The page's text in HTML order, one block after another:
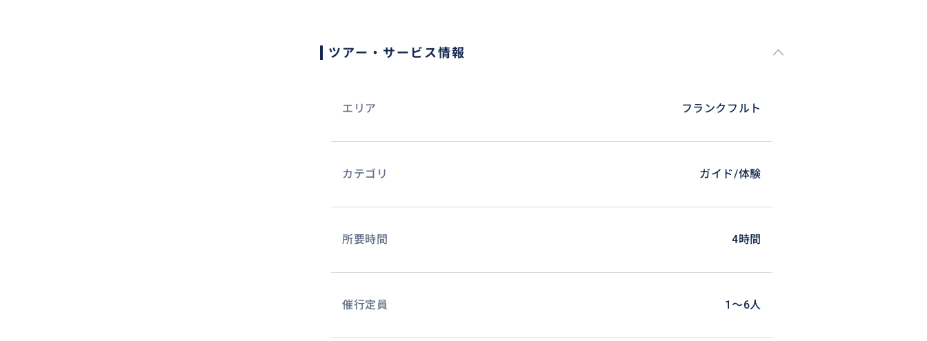
ツアー・サービス情報
エリア フランクフルト
カテゴリ ガイド/体験
所要時間 4時間
催行定員 1〜6人